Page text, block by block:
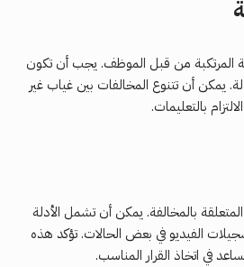
المرتكبة من قبل الموظف. يجب أن تكون
يمكن أن تتنوع المخالفات بين غياب غير
بالتعليمات.
بالمخالفة. يمكن أن تشمل الأدلة
الفيديو في بعض الحالات. تؤكد هذه
في اتخاذ القرار المناسب.